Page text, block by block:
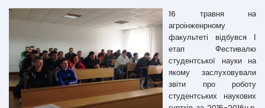
16 травня на
агроінженрному
факультеті відбувся І
етап Фестивалю
студентської науки на
якому заслуховували
звіти про роботу
студентських наукових